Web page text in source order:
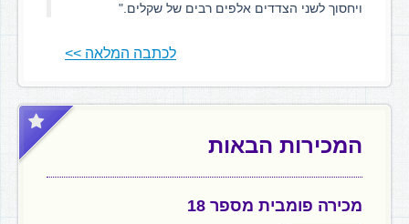
ויחסוך לשני הצדדים אלפים רבים של שקלים."
לכתבה המלאה >>
המכירות הבאות
מכירה פומבית מספר 18